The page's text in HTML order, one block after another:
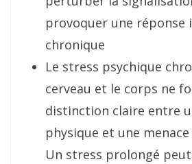
provoquer une réponse
chronique
Le stress psychique
cerveau et le corps ne
distinction claire entre
physique et une
Un stress prolongé